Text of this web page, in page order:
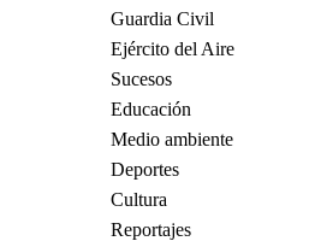
Guardia Civil
Ejército del Aire
Sucesos
Educación
Medio ambiente
Deportes
Cultura
Reportajes